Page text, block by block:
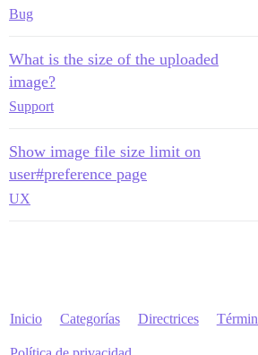
Bug
What is the size of the uploaded
image?
Support
Show image file size limit on
user#preference page
UX
Inicio Categorías Directrices